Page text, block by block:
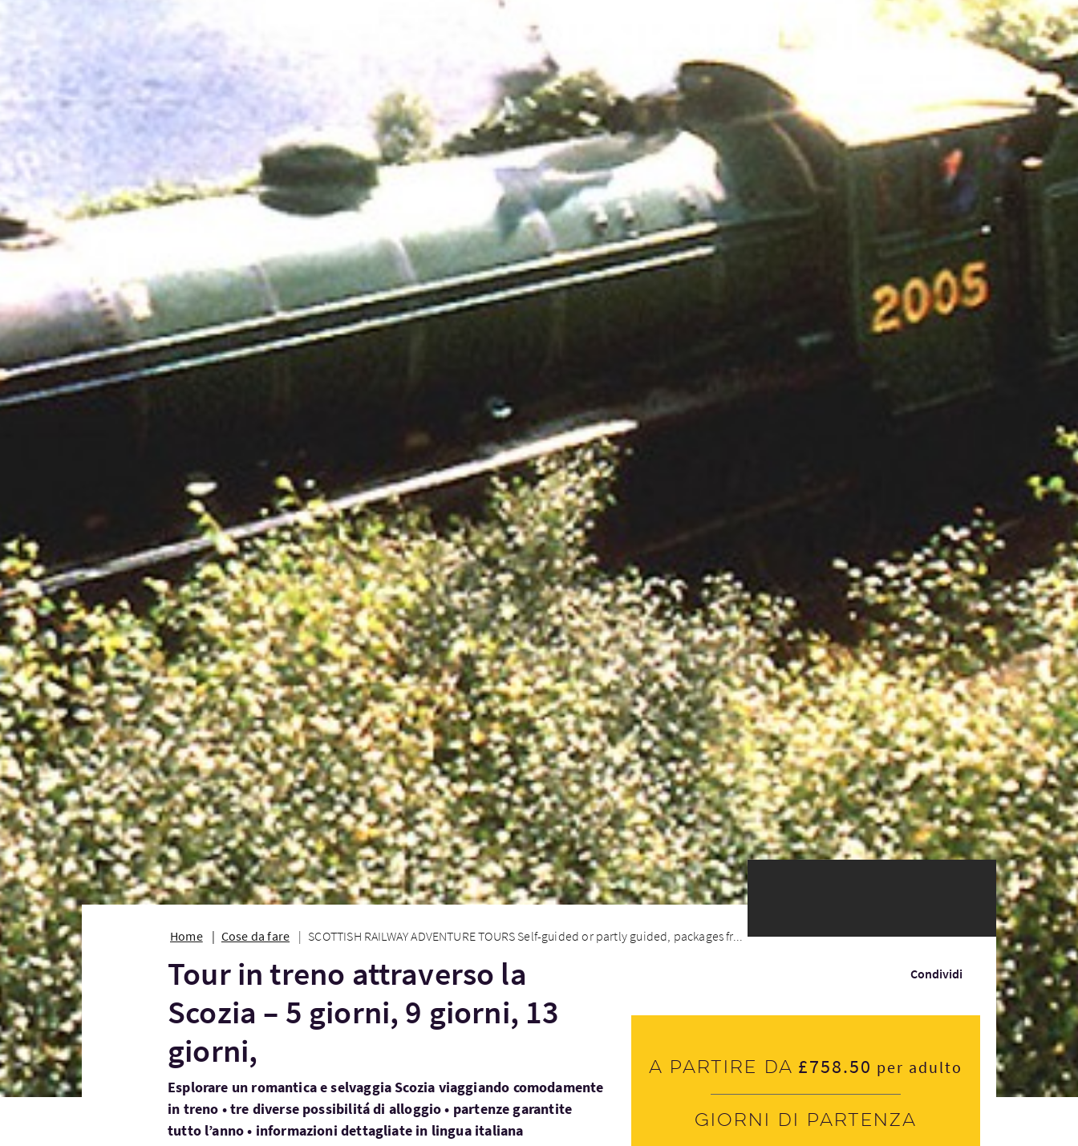
Home Cose da fare SCOTTISH RAILWAY ADVENTURE TOURS Self-guided or partly guided, packages fr...
Condividi
Tour in treno attraverso la
Scozia – 5 giorni, 9 giorni, 13
giorni,
Esplorare un romantica e selvaggia Scozia viaggiando comodamente
in treno • tre diverse possibilitá di alloggio • partenze garantite
tutto l’anno • informazioni dettagliate in lingua italiana
A partire da £758.50 per adulto
Giorni di partenza